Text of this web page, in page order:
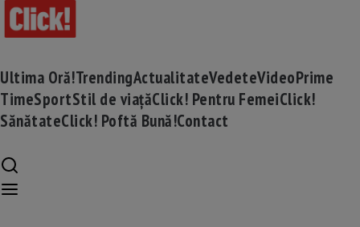
Ultima Oră!TrendingActualitateVedeteVideoPrime
TimeSportStil de viațăClick! Pentru FemeiClick!
SănătateClick! Poftă Bună!Contact